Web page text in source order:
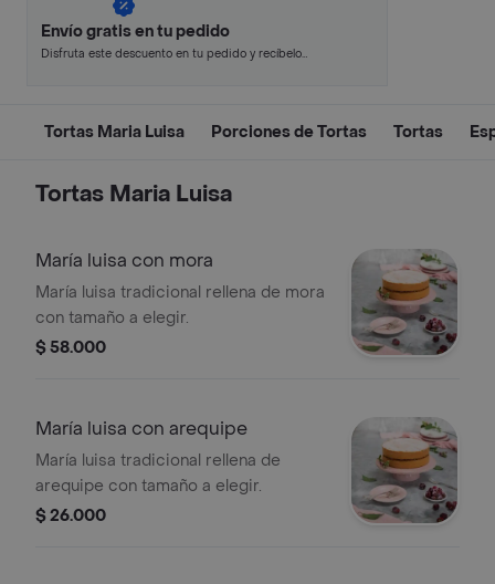
Envío gratis en tu pedido
Disfruta este descuento en tu pedido y recíbelo
Tortas Maria Luisa Porciones de Tortas Tortas
Tortas Maria Luisa
María luisa con mora
María luisa tradicional rellena de mora
con tamaño a elegir.
$ 58.000
María luisa con arequipe
María luisa tradicional rellena de
arequipe con tamaño a elegir.
$ 26.000